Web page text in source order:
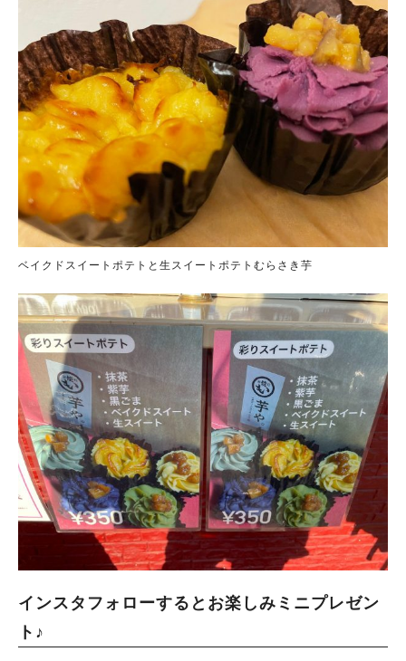
ベイクドスイートポテトと生スイートポテトむらさき芋
インスタフォローするとお楽しみミニプレゼン
ト♪